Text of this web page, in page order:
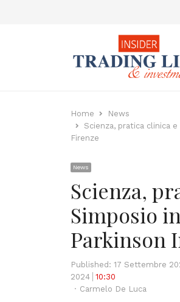
Home
News
Scienza, pratica clinica
Firenze
News
Scienza,
Simposio
Parkinson
Published: 17 Settembre
2024 10:30
Author
Carmelo De Luca